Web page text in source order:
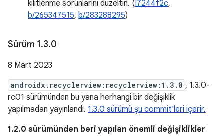
kilitlenme sorunlarını düzeltin. (I7244f2c,
b/265347515, b/283288295)
Sürüm 1.3.0
8 Mart 2023
androidx.recyclerview:recyclerview:1.3.0 , 1.3.0-
rc01 sürümünden bu yana herhangi bir değişiklik
yapılmadan yayınlandı. 1.3.0 sürümü şu commit'leri içerir.
1.2.0 sürümünden beri yapılan önemli değişiklikler